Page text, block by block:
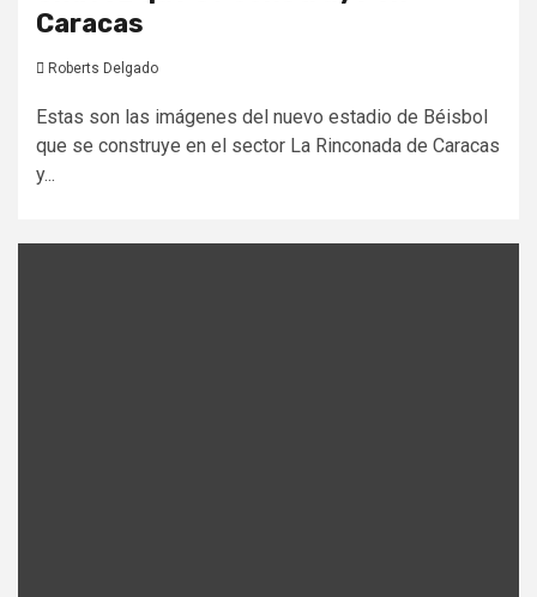
Caracas
Roberts Delgado
Estas son las imágenes del nuevo estadio de Béisbol
que se construye en el sector La Rinconada de Caracas
y...